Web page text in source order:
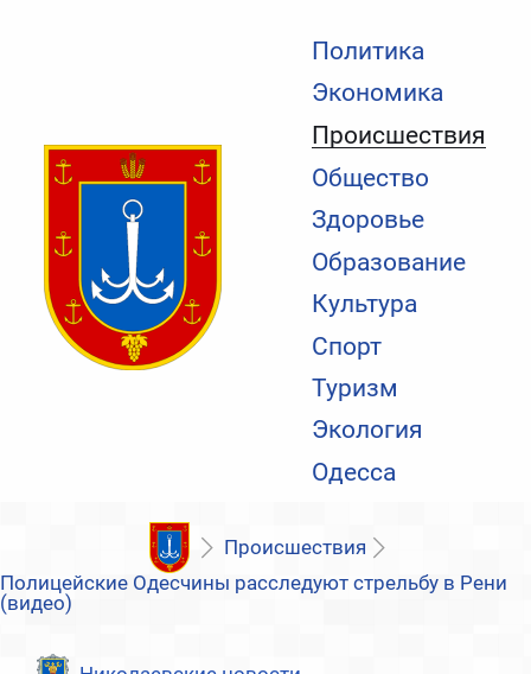
Политика
Экономика
Происшествия
Общество
Здоровье
Образование
Культура
Спорт
Туризм
Экология
Одесса
Происшествия
Полицейские Одесчины расследуют стрельбу в Рени
(видео)